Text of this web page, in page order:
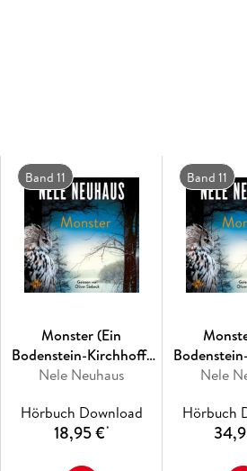
Band 11
Monster (Ein
Bodenstein-Kirchhoff-
Krimi 11)
Nele Neuhaus
Hörbuch Download
18,95 €*
Band 11
Nele
Hörbuch